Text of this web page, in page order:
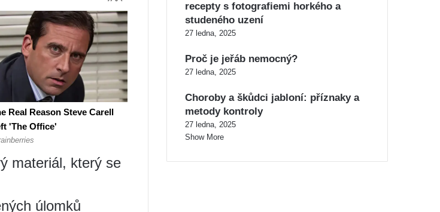
materiál, který se
úlomků
recepty s fotografiemi horkého a
studeného uzení
27 ledna, 2025
Proč je jeřáb nemocný?
27 ledna, 2025
Choroby a škůdci jabloní: příznaky a
metody kontroly
27 ledna, 2025
Show More